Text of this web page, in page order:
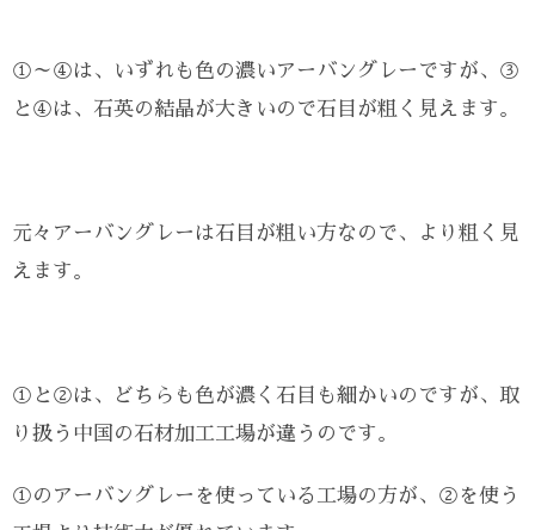
①～④は、いずれも色の濃いアーバングレーですが、③
と④は、石英の結晶が大きいので石目が粗く見えます。
元々アーバングレーは石目が粗い方なので、より粗く見
えます。
①と②は、どちらも色が濃く石目も細かいのですが、取
り扱う中国の石材加工工場が違うのです。
①のアーバングレーを使っている工場の方が、②を使う